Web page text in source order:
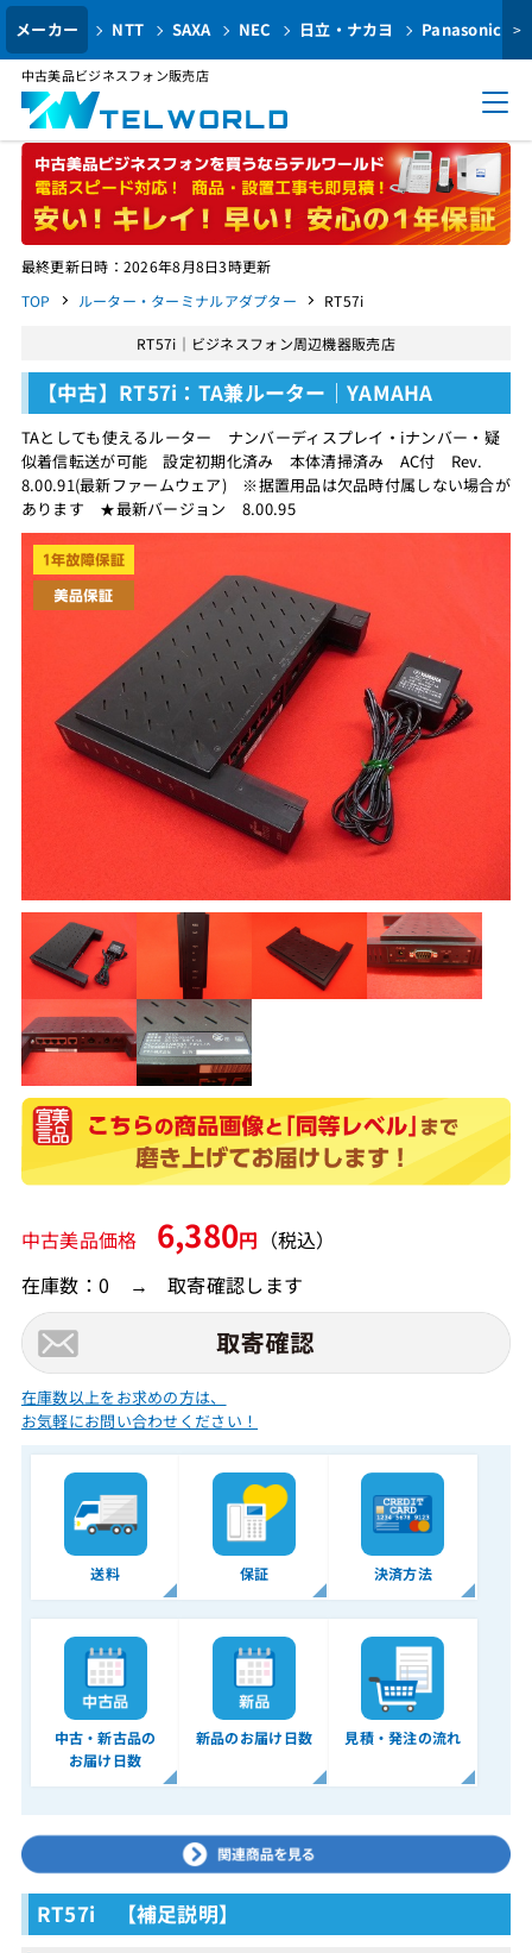
メーカー NTT SAXA NEC 日立・ナカヨ Panasonic >
中古美品ビジネスフォン販売店
最終更新日時：2026年8月8日3時更新
TOP
ルーター・ターミナルアダプター RT57i
RT57i｜ビジネスフォン周辺機器販売店
【中古】RT57i：TA兼ルーター｜YAMAHA
TAとしても使えるルーター ナンバーディスプレイ・iナンバー・疑
似着信転送が可能 設定初期化済み 本体清掃済み AC付 Rev.
8.00.91(最新ファームウェア) ※据置用品は欠品時付属しない場合が
あります ★最新バージョン 8.00.95
中古美品価格 6,380円 （税込）
在庫数：0 → 取寄確認します
在庫数以上をお求めの方は、
お気軽にお問い合わせください！
送料 保証 決済方法
中古・新古品の
お届け日数
新品のお届け日数 見積・発注の流れ
RT57i 【補足説明】